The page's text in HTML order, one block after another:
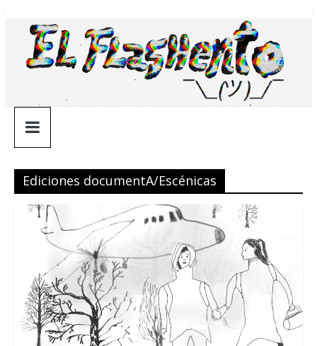
contenido
¯\_(ツ)_/
¯
Ediciones documentA/Escénicas